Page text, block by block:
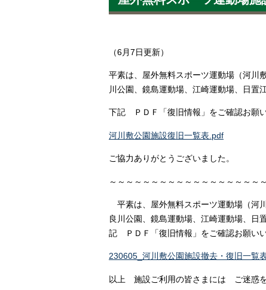
（6月7日更新）
平素は、屋外無料スポーツ運動場（河川
川公園、鏡島運動場、江崎運動場、日置
下記 ＰＤＦ「復旧情報」をご確認お願い
河川敷公園施設復旧一覧表.pdf
ご協力ありがとうございました。
～～～～～～～～～～～～～～～～～～
平素は、屋外無料スポーツ運動場（河
良川公園、鏡島運動場、江崎運動場、日
記 ＰＤＦ「復旧情報」をご確認お願いい
230605_河川敷公園施設撤去・復旧一覧
以上 施設ご利用の皆さまには ご迷惑を